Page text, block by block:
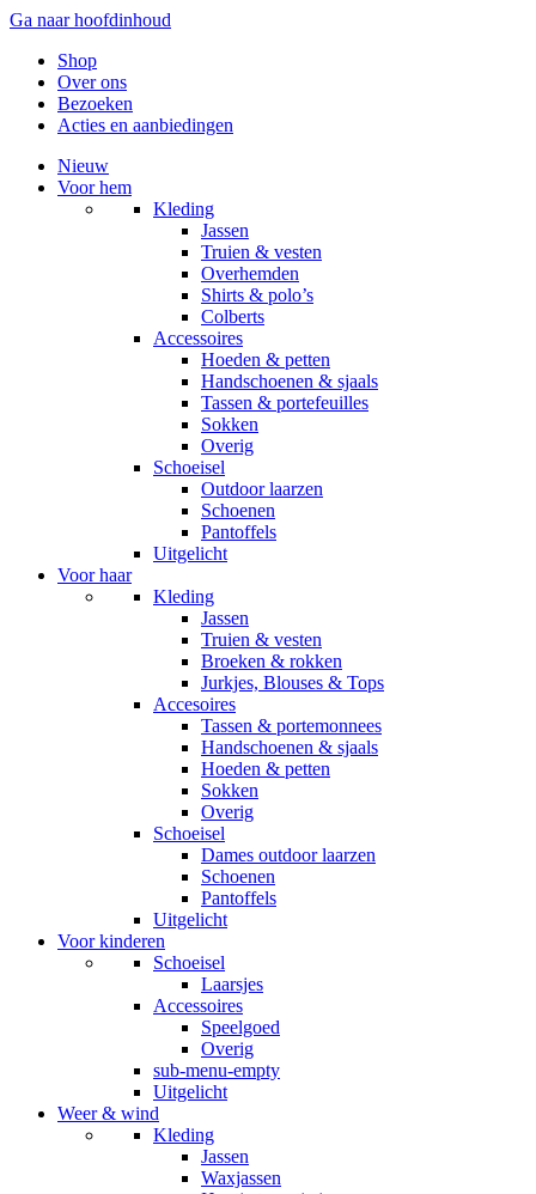
Ga naar hoofdinhoud
Account
Winkelwagen
Shop
Over ons
Bezoeken
Acties en aanbiedingen
Nieuw
Voor hem
Kleding
Jassen
Truien & vesten
Overhemden
Shirts & polo’s
Colberts
Accessoires
Hoeden & petten
Handschoenen & sjaals
Tassen & portefeuilles
Sokken
Overig
Schoeisel
Outdoor laarzen
Schoenen
Pantoffels
Uitgelicht
Voor haar
Kleding
Jassen
Truien & vesten
Broeken & rokken
Jurkjes, Blouses & Tops
Accesoires
Tassen & portemonnees
Handschoenen & sjaals
Hoeden & petten
Sokken
Overig
Schoeisel
Dames outdoor laarzen
Schoenen
Pantoffels
Uitgelicht
Voor kinderen
Schoeisel
Laarsjes
Accessoires
Speelgoed
Overig
sub-menu-empty
Uitgelicht
Weer & wind
Kleding
Jassen
Waxjassen